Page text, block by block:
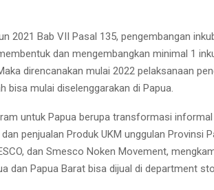
2021 Bab VII Pasal 135, pengembangan
dan mengembangkan minimal 1
direncanakan mulai 2022 pelaksanaan
bisa mulai diselenggarakan di Papua.
untuk Papua berupa transformasi
penjualan Produk UKM unggulan Provinsi
dan Smesco Noken Movement,
dan Papua Barat bisa dijual di department